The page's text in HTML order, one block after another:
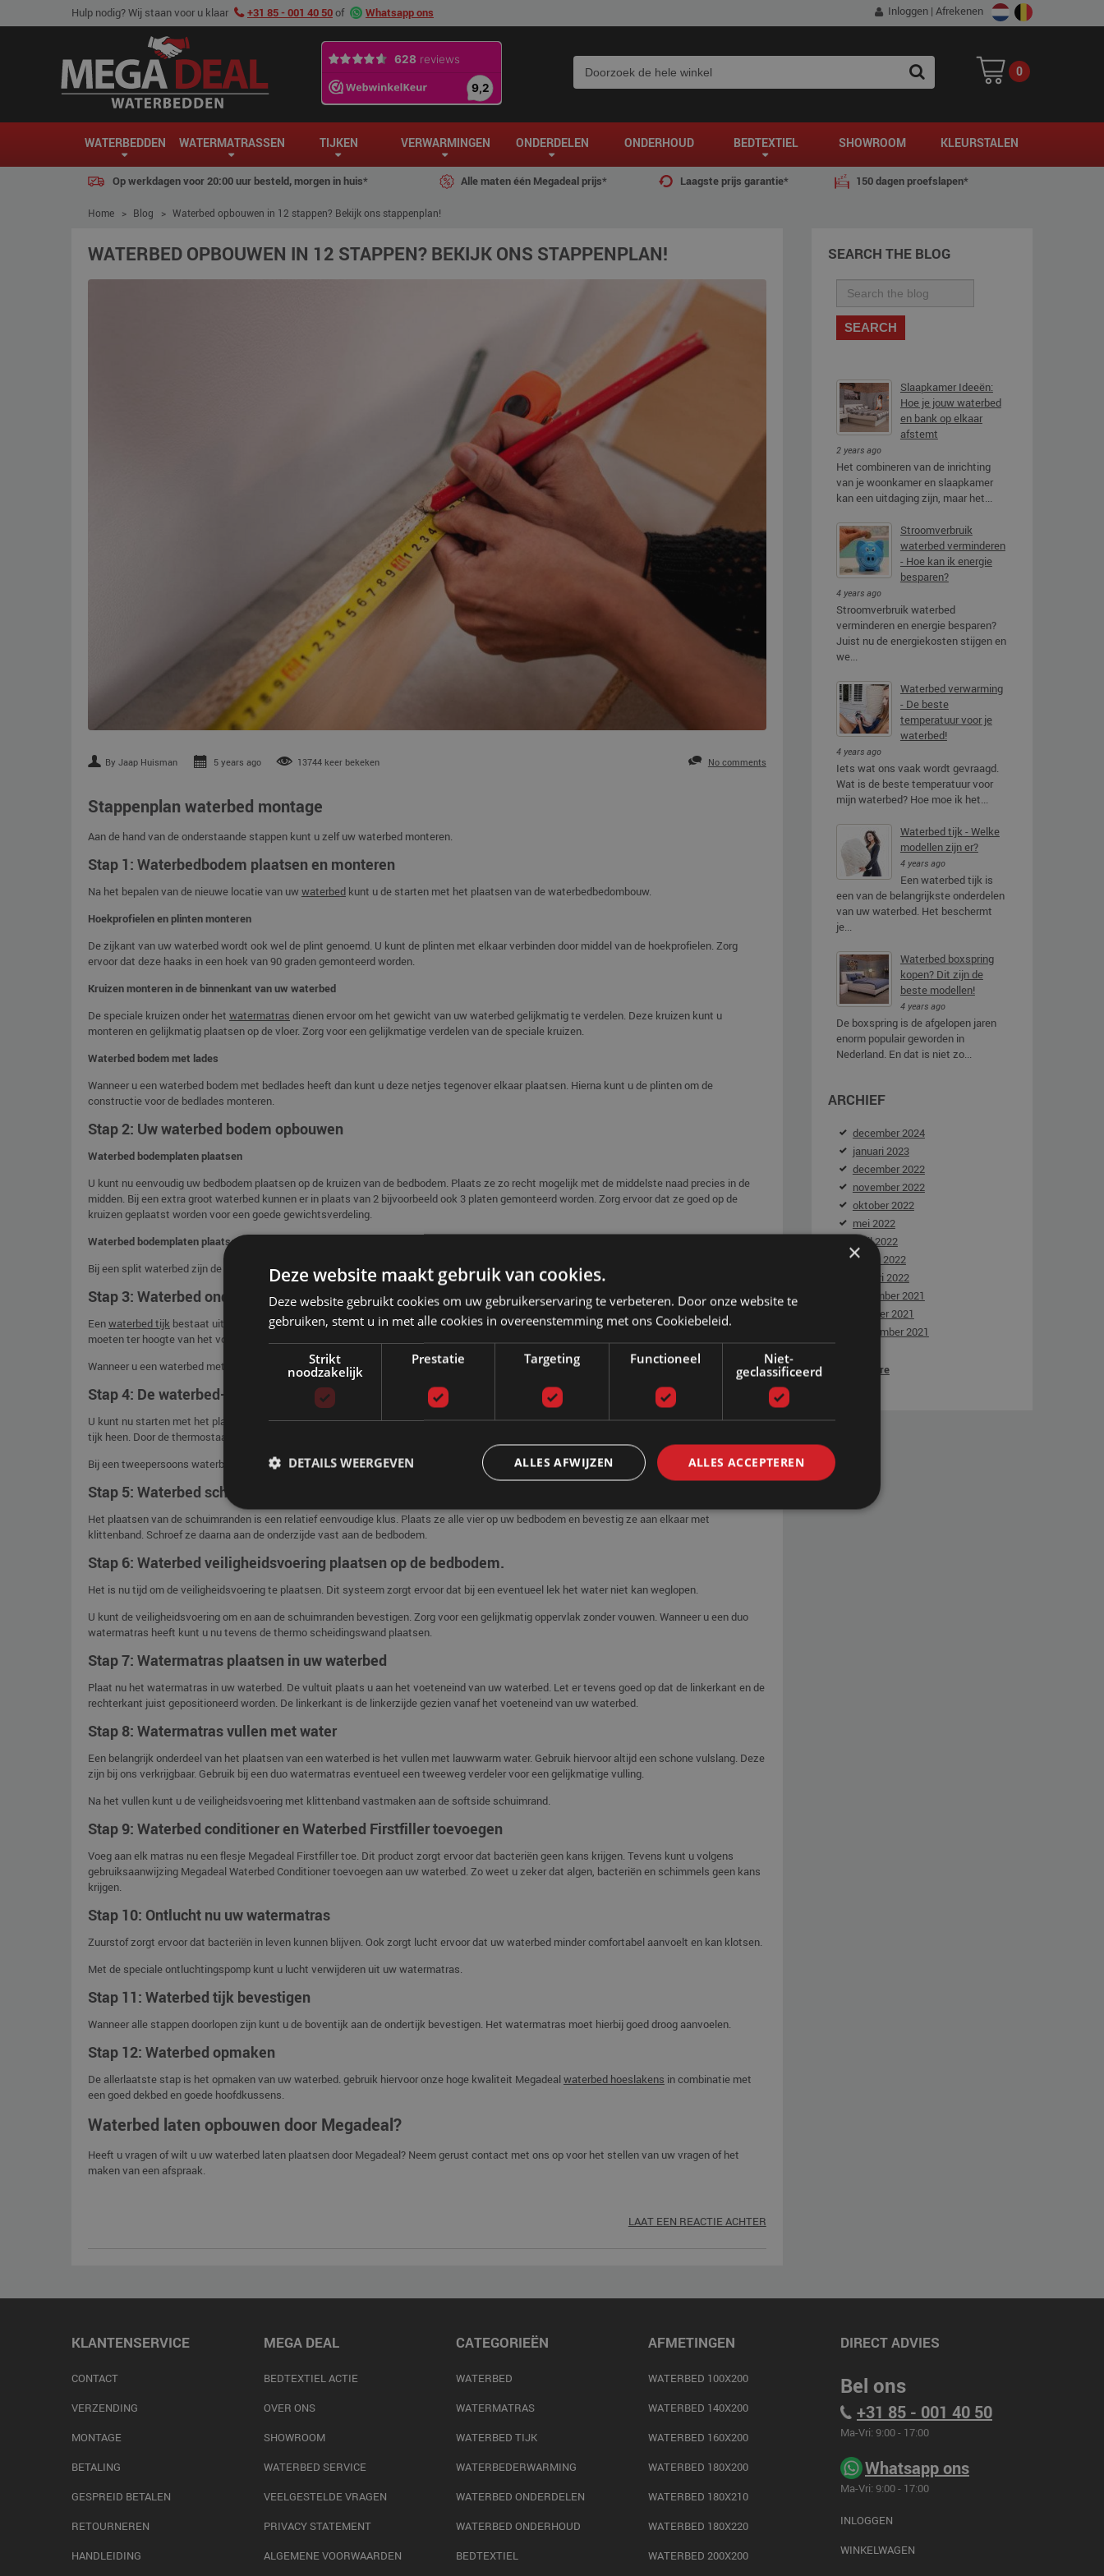
Hulp nodig? Wij staan voor u klaar +31 85 - 001 40 50of Whatsapp ons Inloggen | Afrekenen
0
SEARCH
WATERBEDDEN WATERMATRASSEN TIJKEN VERWARMINGEN ONDERDELEN ONDERHOUD BEDTEXTIEL SHOWROOM KLEURSTALEN
Op werkdagen voor 20:00 uur besteld, morgen in huis* Alle maten één Megadeal prijs* Laagste prijs garantie* 150 dagen proefslapen*
Home > Blog > Waterbed opbouwen in 12 stappen? Bekijk ons stappenplan!
WATERBED OPBOUWEN IN 12 STAPPEN? BEKIJK ONS STAPPENPLAN!
By Jaap Huisman 5 years ago 13744 keer bekeken No comments
Stappenplan waterbed montage
Aan de hand van de onderstaande stappen kunt u zelf uw waterbed monteren.
Stap 1: Waterbedbodem plaatsen en monteren
Na het bepalen van de nieuwe locatie van uwwaterbed kunt u de starten met het plaatsen van de waterbedbedombouw.
Hoekprofielen en plinten monteren
De zijkant van uw waterbed wordt ook wel de plint genoemd. U kunt de plinten met elkaar verbinden door middel van de hoekprofielen. Zorg
ervoor dat deze haaks in een hoek van 90 graden gemonteerd worden.
Kruizen monteren in de binnenkant van uw waterbed
De speciale kruizen onder het watermatras dienen ervoor om het gewicht van uw waterbed gelijkmatig te verdelen. Deze kruizen kunt u
monteren en gelijkmatig plaatsen op de vloer. Zorg voor een gelijkmatige verdelen van de speciale kruizen.
Waterbed bodem met lades
Wanneer u een waterbed bodem met bedlades heeft dan kunt u deze netjes tegenover elkaar plaatsen. Hierna kunt u de plinten om de
constructie voor de bedlades monteren.
Stap 2: Uw waterbed bodem opbouwen
Waterbed bodemplaten plaatsen
U kunt nu eenvoudig uw bedbodem plaatsen op de kruizen van de bedbodem. Plaats ze zo recht mogelijk met de middelste naad precies in de
midden. Bij een extra groot waterbed kunnen er in plaats van 2 bijvoorbeeld ook 3 platen gemonteerd worden. Zorg ervoor dat ze goed op de
kruizen geplaatst worden voor een goede gewichtsverdeling.
Waterbed bodemplaten plaatsen bij een waterbed met split rand
Bij een split waterbed zijn de bodemplaten voorzien van een een foamrand. U kunt de bodemplaten met klittenband tegen elkaar aan monteren.
Stap 3: Waterbed ondertijk bevestigen
Eenwaterbed tijk bestaat uit een ondertijk en een afritsbare boventijk. Rits ze van elkaar los en plaats de ondertijk op de bedbodem. De ritsen
moeten ter hoogte van het voeteneind goed bij elkaar komen.
Wanneer u een waterbed met split rand heeft dan kunt u de ondertijk om de bodemrand bevestigen.
Stap 4: De waterbed-verwarmingselementen plaatsen
U kunt nu starten met het plaatsen van dewaterbedverwarming. Leg de verwarmingselementen op de waterbed tijk en haal het snoer door de
tijk heen. Door de thermostaat te ontkoppelen kunt u het snoer makkelijker door de tijk halen.
Bij een tweepersoons waterbed met duo matras moet u 2 waterbed verwarmingselementen plaatsen.
Stap 5: Waterbed schuimranden bevestigen
Het plaatsen van de schuimranden is een relatief eenvoudige klus. Plaats ze alle vier op uw bedbodem en bevestig ze aan elkaar met
klittenband. Schroef ze daarna aan de onderzijde vast aan de bedbodem.
Stap 6: Waterbed veiligheidsvoering plaatsen op de bedbodem.
Het is nu tijd om de veiligheidsvoering te plaatsen. Dit systeem zorgt ervoor dat bij een eventueel lek het water niet kan weglopen.
U kunt de veiligheidsvoering om en aan de schuimranden bevestigen. Zorg voor een gelijkmatig oppervlak zonder vouwen. Wanneer u een duo
watermatras heeft kunt u nu tevens de thermo scheidingswand plaatsen.
Stap 7: Watermatras plaatsen in uw waterbed
Plaat nu het watermatras in uw waterbed. De vultuit plaats u aan het voeteneind van uw waterbed. Let er tevens goed op dat de linkerkant en de
rechterkant juist gepositioneerd worden. De linkerkant is de linkerzijde gezien vanaf het voeteneind van uw waterbed.
Stap 8: Watermatras vullen met water
Een belangrijk onderdeel van het plaatsen van een waterbed is het vullen met lauwwarm water. Gebruik hiervoor altijd een schone vulslang. Deze
zijn bij ons verkrijgbaar. Gebruik bij een duo watermatras eventueel een tweeweg verdeler voor een gelijkmatige vulling.
Na het vullen kunt u de veiligheidsvoering met klittenband vastmaken aan de softside schuimrand.
Stap 9: Waterbed conditioner en Waterbed Firstfiller toevoegen
Voeg aan elk matras nu een flesje Megadeal Firstfiller toe. Dit product zorgt ervoor dat bacteriën geen kans krijgen. Tevens kunt u volgens
gebruiksaanwijzing Megadeal Waterbed Conditioner toevoegen aan uw waterbed. Zo weet u zeker dat algen, bacteriën en schimmels geen kans
krijgen.
Stap 10: Ontlucht nu uw watermatras
Zuurstof zorgt ervoor dat bacteriën in leven kunnen blijven. Ook zorgt lucht ervoor dat uw waterbed minder comfortabel aanvoelt en kan klotsen.
Met de speciale ontluchtingspomp kunt u lucht verwijderen uit uw watermatras.
Stap 11: Waterbed tijk bevestigen
Wanneer alle stappen doorlopen zijn kunt u de boventijk aan de ondertijk bevestigen. Het watermatras moet hierbij goed droog aanvoelen.
Stap 12: Waterbed opmaken
De allerlaatste stap is het opmaken van uw waterbed. gebruik hiervoor onze hoge kwaliteit Megadealwaterbed hoeslakens in combinatie met
een goed dekbed en goede hoofdkussens.
Waterbed laten opbouwen door Megadeal?
Heeft u vragen of wilt u uw waterbed laten plaatsen door Megadeal? Neem gerust contact met ons op voor het stellen van uw vragen of het
maken van een afspraak.
LAAT EEN REACTIE ACHTER
SEARCH THE BLOG
SEARCH
Slaapkamer Ideeën:
Hoe je jouw waterbed
en bank op elkaar
afstemt
2 years ago
Het combineren van de inrichting
van je woonkamer en slaapkamer
kan een uitdaging zijn, maar het...
Stroomverbruik
waterbed verminderen
- Hoe kan ik energie
besparen?
4 years ago
Stroomverbruik waterbed
verminderen en energie besparen?
Juist nu de energiekosten stijgen en
we...
Waterbed verwarming
- De beste
temperatuur voor je
waterbed!
4 years ago
Iets wat ons vaak wordt gevraagd.
Wat is de beste temperatuur voor
mijn waterbed? Hoe moe ik het...
Waterbed tijk - Welke
modellen zijn er?
4 years ago
Een waterbed tijk is
een van de belangrijkste onderdelen
van uw waterbed. Het beschermt
je...
Waterbed boxspring
kopen? Dit zijn de
beste modellen!
4 years ago
De boxspring is de afgelopen jaren
enorm populair geworden in
Nederland. En dat is niet zo...
ARCHIEF
december 2024
januari 2023
december 2022
november 2022
oktober 2022
mei 2022
april 2022
maart 2022
januari 2022
december 2021
oktober 2021
september 2021
Show more
KLANTENSERVICE
CONTACT
VERZENDING
MONTAGE
BETALING
GESPREID BETALEN
RETOURNEREN
HANDLEIDING
MEGA DEAL
BEDTEXTIEL ACTIE
OVER ONS
SHOWROOM
WATERBED SERVICE
VEELGESTELDE VRAGEN
PRIVACY STATEMENT
ALGEMENE VOORWAARDEN
CATEGORIEËN
WATERBED
WATERMATRAS
WATERBED TIJK
WATERBEDERWARMING
WATERBED ONDERDELEN
WATERBED ONDERHOUD
BEDTEXTIEL
AFMETINGEN
WATERBED 100X200
WATERBED 140X200
WATERBED 160X200
WATERBED 180X200
WATERBED 180X210
WATERBED 180X220
WATERBED 200X200
DIRECT ADVIES
Bel ons
+31 85 - 001 40 50
Ma-Vri: 9:00 - 17:00
Whatsapp ons
Ma-Vri: 9:00 - 17:00
INLOGGEN
WINKELWAGEN
×
Deze website maakt gebruik van cookies.
Deze website gebruikt cookies om uw gebruikerservaring te verbeteren. Door onze website te
gebruiken, stemt u in met alle cookies in overeenstemming met ons Cookiebeleid.
Strikt
noodzakelijk
Prestatie Targeting Functioneel
Niet-
geclassificeerd
ALLES ACCEPTEREN
ALLES AFWIJZEN
DETAILS WEERGEVEN